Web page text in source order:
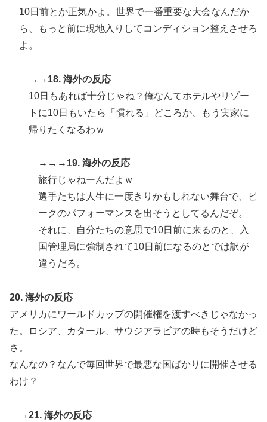
10日前とか正気かよ。世界で一番重要な大会なんだか
ら、もっと前に現地入りしてコンディション整えさせろ
よ。
→→18. 海外の反応
10日もあれば十分じゃね？俺なんてホテルやリゾー
トに10日もいたら「慣れる」どころか、もう実家に
帰りたくなるわｗ
→→→19. 海外の反応
旅行じゃねーんだよｗ
選手たちは人生に一度きりかもしれない舞台で、ピ
ークのパフォーマンスを出そうとしてるんだぞ。
それに、自分たちの意思で10日前に来るのと、入
国管理局に強制されて10日前になるのとでは訳が
違うだろ。
20. 海外の反応
アメリカにワールドカップの開催権を渡すべきじゃなかっ
た。ロシア、カタール、サウジアラビアの時もそうだけど
さ。
なんなの？なんで毎回世界で最悪な国ばかりに開催させる
わけ？
→21. 海外の反応